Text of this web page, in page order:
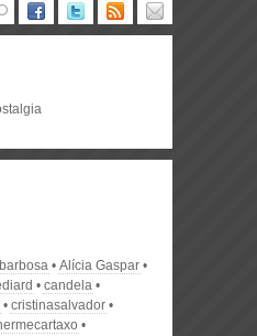
Alícia Gaspar
candela
cristinasalvador